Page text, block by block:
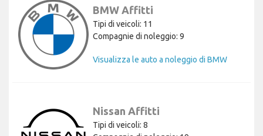
BMW Affitti
Tipi di veicoli: 11
Compagnie di noleggio: 9
Visualizza le auto a noleggio di BMW
Nissan Affitti
Tipi di veicoli: 8